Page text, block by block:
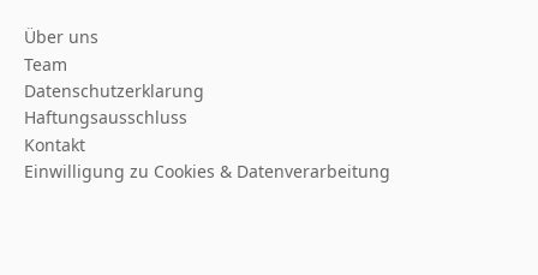
Über uns
Team
Datenschutzerklarung
Haftungsausschluss
Kontakt
Einwilligung zu Cookies & Datenverarbeitung